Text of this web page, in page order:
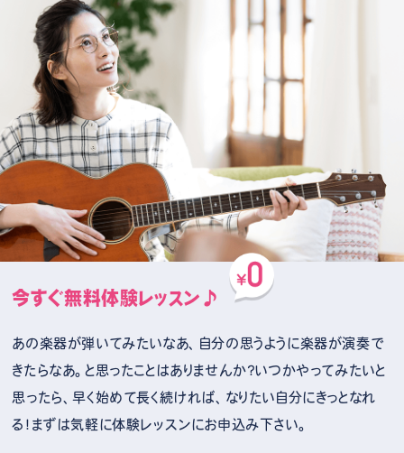
今すぐ無料体験レッスン♪
あの楽器が弾いてみたいなあ、自分の思うように楽器が演奏で
きたらなあ。と思ったことはありませんか？いつかやってみたいと
思ったら、早く始めて長く続ければ、なりたい自分にきっとなれ
る！まずは気軽に体験レッスンにお申込み下さい。